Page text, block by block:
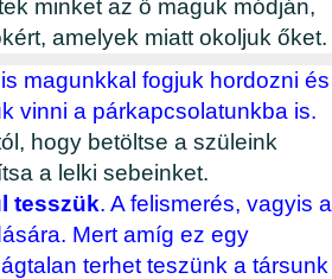
minket az ő maguk módján,
amelyek miatt okoljuk őket.
magunkkal fogjuk hordozni és
vinni a párkapcsolatunkba is.
hogy betöltse a szüleink
a lelki sebeinket.
tesszük. A felismerés, vagyis a
Mert amíg ez egy
terhet teszünk a társunk